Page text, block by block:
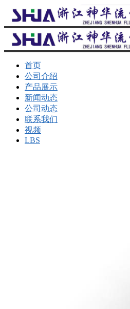
首页
公司介绍
产品展示
新闻动态
公司动态
联系我们
视频
LBS